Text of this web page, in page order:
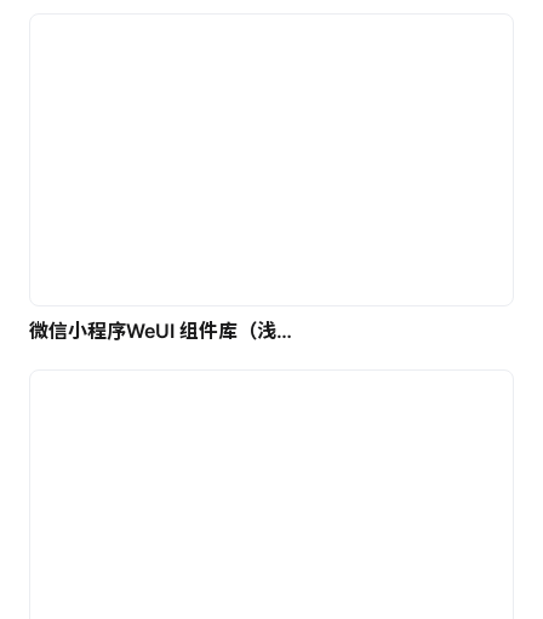
微信小程序WeUI 组件库（浅色）| 免费UI设计素材